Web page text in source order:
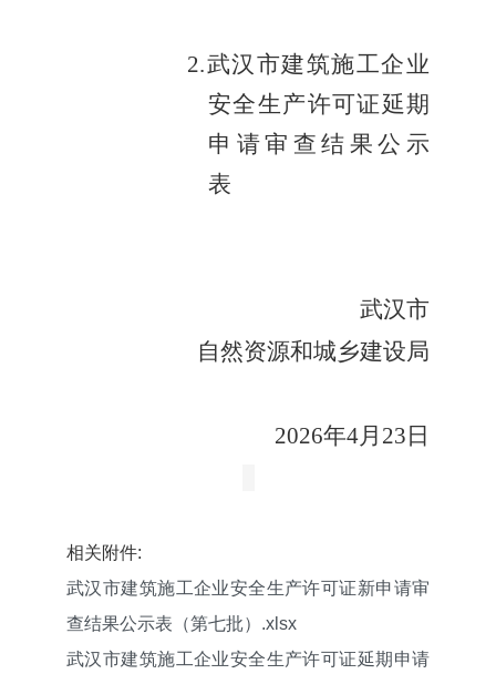
2.武汉市建筑施工企业
安全生产许可证延期
申请审查结果公示
表
武汉市
自然资源和城乡建设局
2026年4月 23 日
相关附件:
武汉市建筑施工企业安全生产许可证新申请审
查结果公示表（第七批）.xlsx
武汉市建筑施工企业安全生产许可证延期申请